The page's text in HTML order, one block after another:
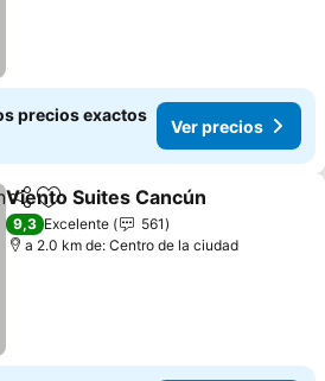
precios exactos
Ver precios
CompartirAgregar a favoritos
Viento Suites Cancún
9,3 Excelente
561
a 2.0 km de: Centro de la ciudad